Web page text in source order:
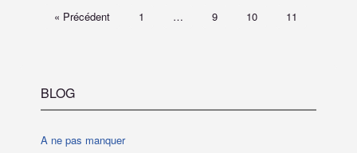
« Précédent 1 … 9 10 11
BLOG
A ne pas manquer